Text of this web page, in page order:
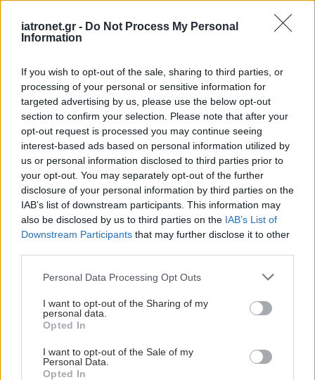
iatronet.gr - Do Not Process My Personal
Information
If you wish to opt-out of the sale, sharing to third parties, or
processing of your personal or sensitive information for
targeted advertising by us, please use the below opt-out
section to confirm your selection. Please note that after your
opt-out request is processed you may continue seeing
interest-based ads based on personal information utilized by
us or personal information disclosed to third parties prior to
your opt-out. You may separately opt-out of the further
disclosure of your personal information by third parties on the
IAB’s list of downstream participants. This information may
also be disclosed by us to third parties on the IAB’s List of
Downstream Participants that may further disclose it to other
Please note that this website/app uses one or more Google
not limited to your visit or usage behaviour. You may click to
grant or deny consent to Google and its third-party tags to
use your data for below specified purposes in below Google
consent section.
Personal Data Processing Opt Outs
I want to opt-out of the Sharing of my
personal data.
Opted In
I want to opt-out of the Sale of my
Personal Data.
Opted In
Φρούτα, σακχαρώδης διαβήτης και καλοκαίρι
Σημάδια διπολικής διαταραχής
Αδ. Γεωργιάδης στη Ρόδο: ''Σε ενάμιση χρόνο, το
νοσοκομείο θα είναι καινούργιο''- 'Αμεσα μέτρα
για την αντιμετώπιση των σοβαρών ελλείψεων
προσωπικού
Προσθέστε το iatronet.gr στο Discover
shares
ΔΙΑΒΑΣΤΕ ΑΚΟΜΑ
Αδ. Γεωργιάδης στη